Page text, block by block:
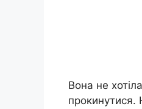
Вона не
прокинутися.